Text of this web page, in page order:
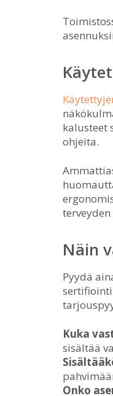
kalusteet
ohjeita.
Näin
Pyydä
Kuka
sisältää
Onko